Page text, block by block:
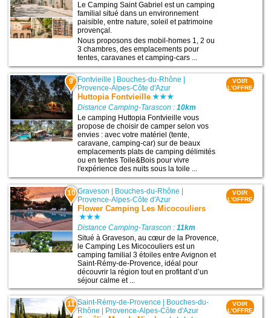
Le Camping Saint Gabriel est un camping
familial situé dans un environnement
paisible, entre nature, soleil et patrimoine
provençal.
Nous proposons des mobil-homes 1, 2 ou
3 chambres, des emplacements pour
tentes, caravanes et camping-cars ...
9 Fontvieille Bouches-du-Rhône
Provence-Alpes-Côte d'Azur
Huttopia Fontvieille
Distance Camping-Tarascon :10km
Le camping Huttopia Fontvieille vous
propose de choisir de camper selon vos
envies : avec votre matériel (tente,
caravane, camping-car) sur de beaux
emplacements plats de camping délimités
ou en tentes Toile&Bois pour vivre
l'expérience des nuits sous la toile ...
VOIR
L'OFFRE
10 Graveson | Bouches-du-Rhône |
Provence-Alpes-Côte d'Azur
Flower Camping Les Micocouliers
Distance Camping-Tarascon :11km
Situé à Graveson, au cœur de la Provence,
le Camping Les Micocouliers est un
camping familial 3 étoiles entre Avignon et
Saint-Rémy-de-Provence, idéal pour
découvrir la région tout en profitant d’un
séjour calme et ...
VOIR
L'OFFRE
11 Saint-Rémy-de-Provence | Bouches-du-
Rhône | Provence-Alpes-Côte d'Azur
VOIR
L'OFFRE